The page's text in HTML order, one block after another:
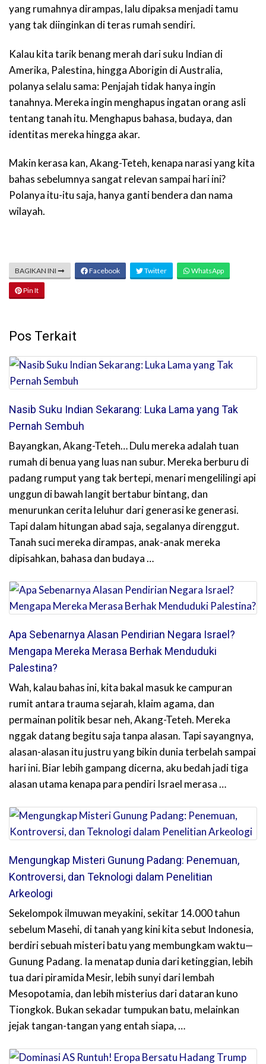
yang rumahnya dirampas, lalu dipaksa menjadi tamu
yang tak diinginkan di teras rumah sendiri.
Kalau kita tarik benang merah dari suku Indian di
Amerika, Palestina, hingga Aborigin di Australia,
polanya selalu sama: Penjajah tidak hanya ingin
tanahnya. Mereka ingin menghapus ingatan orang asli
tentang tanah itu. Menghapus bahasa, budaya, dan
identitas mereka hingga akar.
Makin kerasa kan, Akang-Teteh, kenapa narasi yang kita
bahas sebelumnya sangat relevan sampai hari ini?
Polanya itu-itu saja, hanya ganti bendera dan nama
wilayah.
BAGIKAN INI Facebook Twitter WhatsApp
Pin It
Pos Terkait
Nasib Suku Indian Sekarang: Luka Lama yang Tak
Pernah Sembuh
Bayangkan, Akang-Teteh… Dulu mereka adalah tuan
rumah di benua yang luas nan subur. Mereka berburu di
padang rumput yang tak bertepi, menari mengelilingi api
unggun di bawah langit bertabur bintang, dan
menurunkan cerita leluhur dari generasi ke generasi.
Tapi dalam hitungan abad saja, segalanya direnggut.
Tanah suci mereka dirampas, anak-anak mereka
dipisahkan, bahasa dan budaya …
Apa Sebenarnya Alasan Pendirian Negara Israel?
Mengapa Mereka Merasa Berhak Menduduki
Palestina?
Wah, kalau bahas ini, kita bakal masuk ke campuran
rumit antara trauma sejarah, klaim agama, dan
permainan politik besar neh, Akang-Teteh. Mereka
nggak datang begitu saja tanpa alasan. Tapi sayangnya,
alasan-alasan itu justru yang bikin dunia terbelah sampai
hari ini. Biar lebih gampang dicerna, aku bedah jadi tiga
alasan utama kenapa para pendiri Israel merasa …
Mengungkap Misteri Gunung Padang: Penemuan,
Kontroversi, dan Teknologi dalam Penelitian
Arkeologi
Sekelompok ilmuwan meyakini, sekitar 14.000 tahun
sebelum Masehi, di tanah yang kini kita sebut Indonesia,
berdiri sebuah misteri batu yang membungkam waktu—
Gunung Padang. Ia menatap dunia dari ketinggian, lebih
tua dari piramida Mesir, lebih sunyi dari lembah
Mesopotamia, dan lebih misterius dari dataran kuno
Tiongkok. Bukan sekadar tumpukan batu, melainkan
jejak tangan-tangan yang entah siapa, …